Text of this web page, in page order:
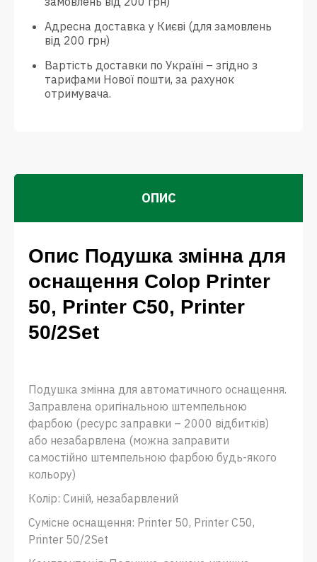
Адресна доставка у Києві (для замовлень
від 200 грн)
Вартість доставки по Україні – згідно з
тарифами Нової пошти, за рахунок
отримувача.
ОПИС
Опис Подушка змінна для
оснащення Colop Printer
50, Printer C50, Printer
50/2Set
Подушка змінна для автоматичного оснащення.
Заправлена ​​оригінальною штемпельною
фарбою (ресурс заправки – 2000 відбитків)
або незабарвлена ​​(можна заправити
самостійно штемпельною фарбою будь-якого
кольору)
Колір: Синій, незабарвлений
Сумісне оснащення: Printer 50, Printer С50,
Printer 50/2Set